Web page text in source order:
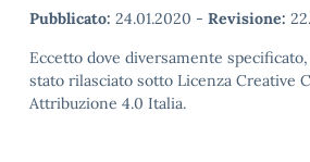
Pubblicato: 24.01.2020 - Revisione:
Eccetto dove diversamente
stato rilasciato sotto Licenza Creative
Attribuzione 4.0 Italia.